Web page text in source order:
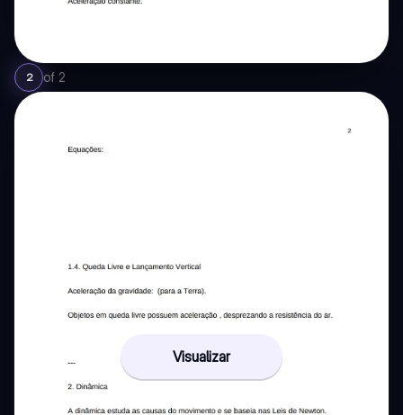
2 of 2
Visualizar